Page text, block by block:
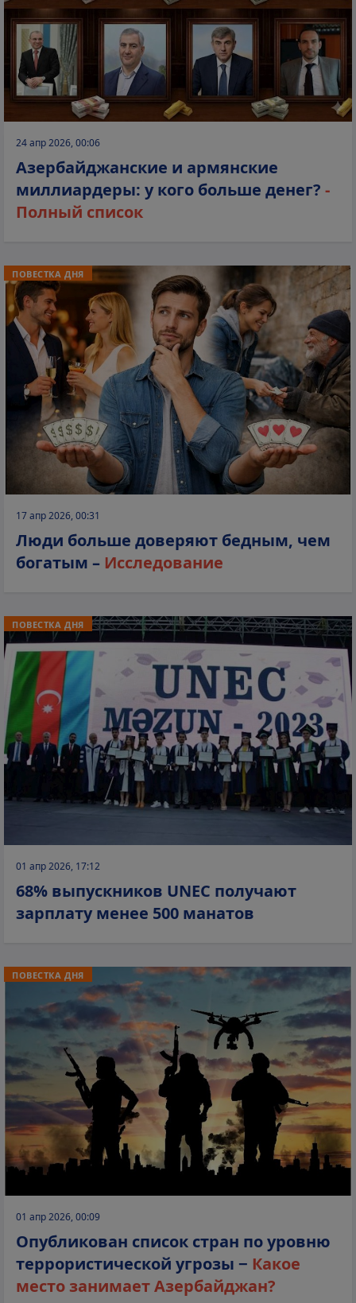
24 апр 2026, 00:06
Азербайджанские и армянские
миллиардеры: у кого больше денег? -
Полный список
ПОВЕСТКА ДНЯ
17 апр 2026, 00:31
Люди больше доверяют бедным, чем
богатым – Исследование
ПОВЕСТКА ДНЯ
01 апр 2026, 17:12
68% выпускников UNEC получают
зарплату менее 500 манатов
ПОВЕСТКА ДНЯ
01 апр 2026, 00:09
Опубликован список стран по уровню
террористической угрозы − Какое
место занимает Азербайджан?